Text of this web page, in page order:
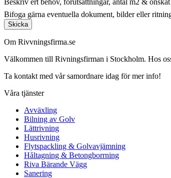
Bifoga gärna eventuella dokument, bilder eller
Skicka
Om Rivvningsfirma.se
Välkommen till Rivningsfirman i Stockholm. Hos
Ta kontakt med vår samordnare idag för mer info!
Våra tjänster
Avväxling
Bilning av Golv
Lättrivning
Husrivning
Flytspackling & Golvavjämning
Håltagning & Betongborrning
Riva Bärande Vägg
Sanering